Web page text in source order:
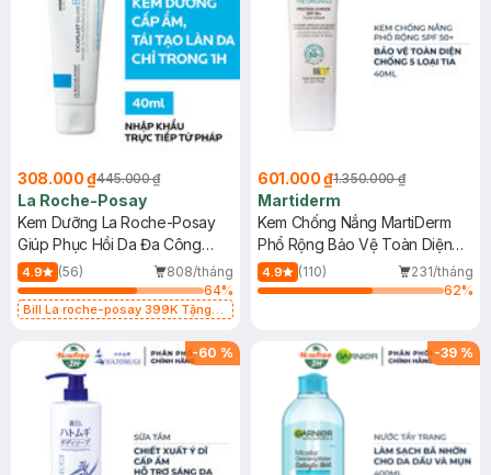
308.000 ₫445.000 ₫
La Roche-Posay
Kem Dưỡng La Roche-Posay
Giúp Phục Hồi Da Đa Công
Dụng 40ml
4.9 (56)
808/tháng
64%
Bill La roche-posay 399K Tặng
(SL có hạn)
601.000 ₫1.350.000 ₫
Martiderm
Kem Chống Nắng MartiDerm
Phổ Rộng Bảo Vệ Toàn Diện
40ml
4.9 (110)
231/tháng
62%
-60 % -39 %